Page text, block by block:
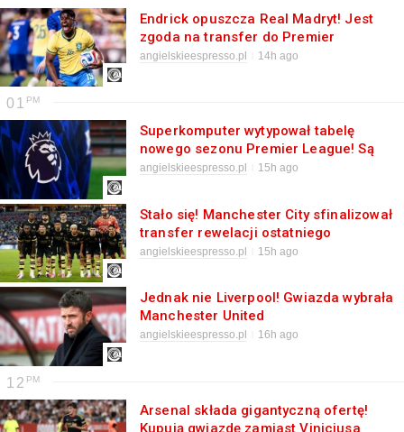
Endrick opuszcza Real Madryt! Jest
zgoda na transfer do Premier
League
angielskieespresso.pl 14h ago
01
Superkomputer wytypował tabelę
nowego sezonu Premier League! Są
niespodzianki
angielskieespresso.pl 15h ago
Stało się! Manchester City sfinalizował
transfer rewelacji ostatniego
mundialu
angielskieespresso.pl 15h ago
Jednak nie Liverpool! Gwiazda wybrała
Manchester United
angielskieespresso.pl 16h ago
12
Arsenal składa gigantyczną ofertę!
Kupują gwiazdę zamiast Viniciusa